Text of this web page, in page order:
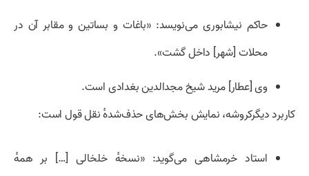
حاکم نیشابوری می‌نویسد: «باغات و بساتین و مقابر آن در
محلات[شهر] داخل گشت».
وی [عطار] مرید شیخ مجدالدین بغدادی است.
کاربرد دیگرکروشه، نمایش بخش‌های حذف‌شدهٔ نقل قول است:
استاد خرمشاهی می‌گوید: «نسخه‌ٔ خلخالی […] بر همه‌ٔ